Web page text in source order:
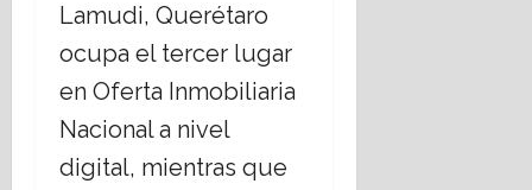
Lamudi, Querétaro
ocupa el tercer lugar
en Oferta Inmobiliaria
Nacional a nivel
digital, mientras que